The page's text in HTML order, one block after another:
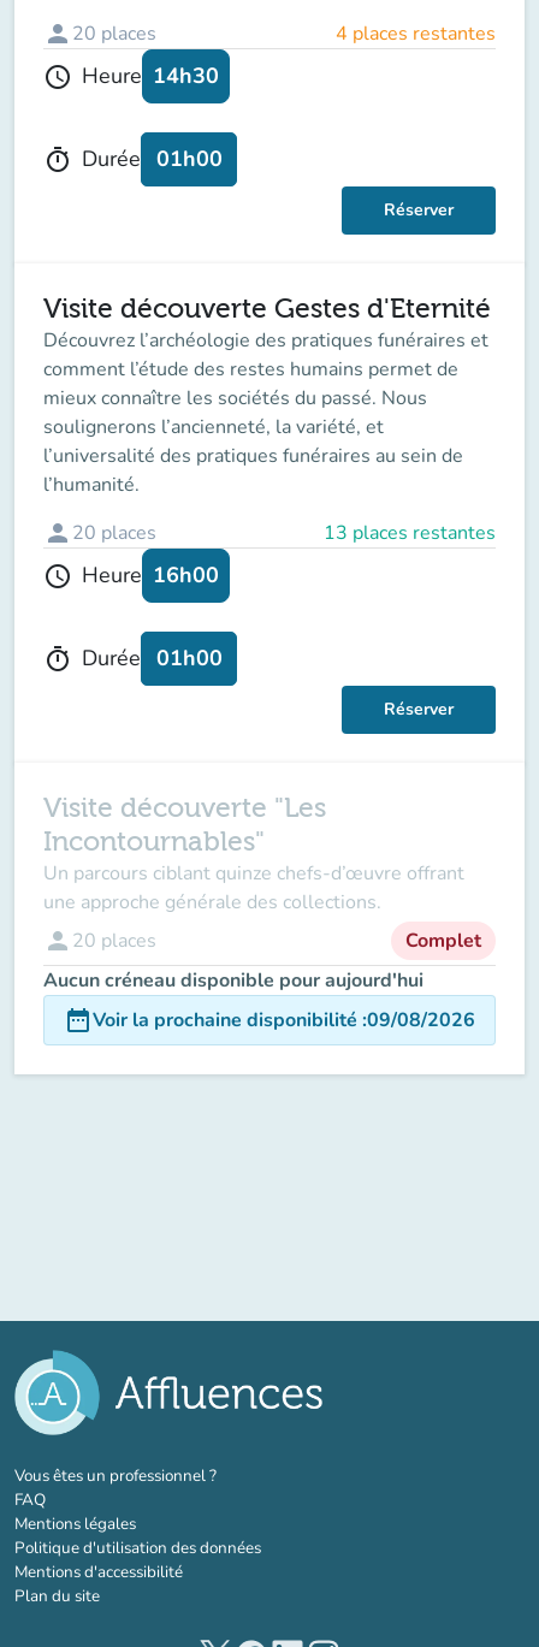
person 20 places 4 places restantes
schedule Heure 14h30
timer Durée 01h00
Réserver
Visite découverte Gestes d'Eternité
Découvrez l’archéologie des pratiques funéraires et
comment l’étude des restes humains permet de
mieux connaître les sociétés du passé. Nous
soulignerons l’ancienneté, la variété, et
l’universalité des pratiques funéraires au sein de
l’humanité.
person 20 places 13 places restantes
schedule Heure 16h00
timer Durée 01h00
Réserver
Visite découverte "Les
Incontournables"
Un parcours ciblant quinze chefs-d’œuvre offrant
une approche générale des collections.
person 20 places
Complet
Aucun créneau disponible pour aujourd'hui
date_rangeVoir la prochaine disponibilité :09/08/2026
Vous êtes un professionnel ?(nouvel onglet)
FAQ
Mentions légales
Politique d'utilisation des données
Mentions d'accessibilité
Plan du site